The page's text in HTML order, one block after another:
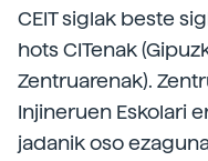
CEIT siglak beste
hots CITenak
Zentruarenak).
Injineruen Eskolari
jadanik oso